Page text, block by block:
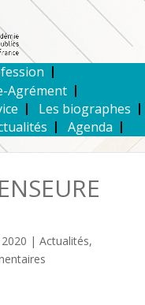
Agrément
Les biographes
Agenda
| Actualités,